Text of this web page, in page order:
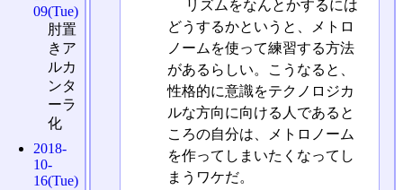
リズムをなんとかするには
どうするかというと、メトロ
ノームを使って練習する方法
があるらしい。こうなると、
性格的に意識をテクノロジカ
ルな方向に向ける人であると
ころの自分は、メトロノーム
を作ってしまいたくなってし
まうワケだ。
09(Tue)
肘置
きア
ルカ
ンタ
ーラ
化
2018-
10-
16(Tue)